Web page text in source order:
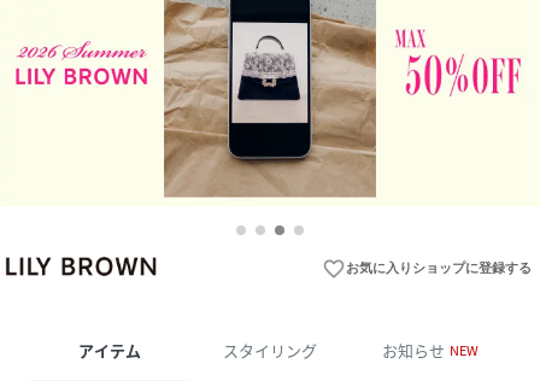
favorite_borderお気に入りショップに登録する
アイテム スタイリング お知らせ NEW